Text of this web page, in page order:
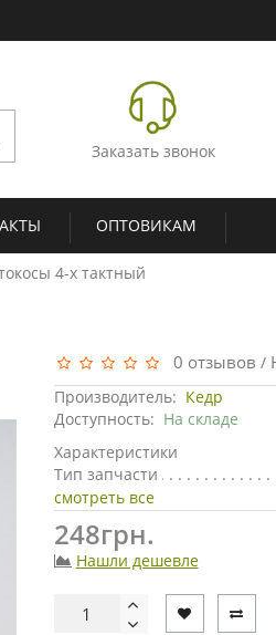
Заказать звонок
ОПТОВИКАМ
4-х тактный
0 отзывов /
Производитель: Кедр
Доступность: На складе
Характеристики
Тип запчасти
смотреть все
248грн.
Нашли дешевле